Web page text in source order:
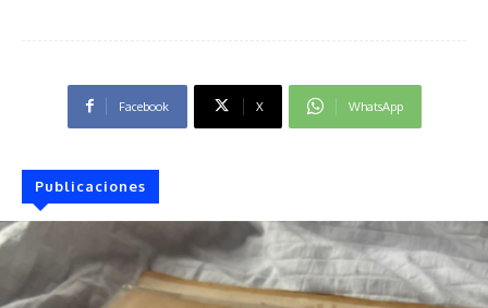
Facebook X WhatsApp
Publicaciones